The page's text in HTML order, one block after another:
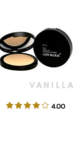
4.00